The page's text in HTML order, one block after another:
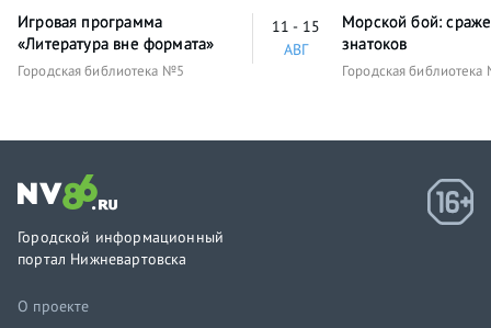
Игровая программа
«Литература вне формата»
Городская библиотека №5
11 - 15
АВГ
Морской бой:
знатоков
Городская
Городской информационный
портал Нижневартовска
О проекте